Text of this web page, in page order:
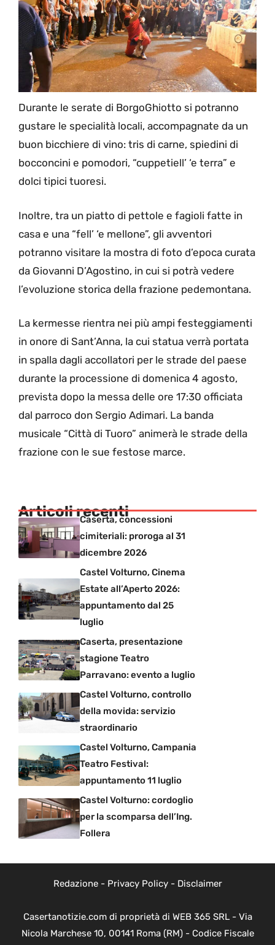
Durante le serate di BorgoGhiotto si potranno
gustare le specialità locali, accompagnate da un
buon bicchiere di vino: tris di carne, spiedini di
bocconcini e pomodori, “cuppetiell’ ‘e terra” e
dolci tipici tuoresi.
Inoltre, tra un piatto di pettole e fagioli fatte in
casa e una “fell’ ‘e mellone”, gli avventori
potranno visitare la mostra di foto d’epoca curata
da Giovanni D’Agostino, in cui si potrà vedere
l’evoluzione storica della frazione pedemontana.
La kermesse rientra nei più ampi festeggiamenti
in onore di Sant’Anna, la cui statua verrà portata
in spalla dagli accollatori per le strade del paese
durante la processione di domenica 4 agosto,
prevista dopo la messa delle ore 17:30 officiata
dal parroco don Sergio Adimari. La banda
musicale “Città di Tuoro” animerà le strade della
frazione con le sue festose marce.
Articoli recenti
Caserta, concessioni
cimiteriali: proroga al 31
dicembre 2026
Castel Volturno, Cinema
Estate all’Aperto 2026:
appuntamento dal 25
luglio
Caserta, presentazione
stagione Teatro
Parravano: evento a luglio
Castel Volturno, controllo
della movida: servizio
straordinario
Castel Volturno, Campania
Teatro Festival:
appuntamento 11 luglio
Castel Volturno: cordoglio
per la scomparsa dell’Ing.
Follera
Redazione- Privacy Policy- Disclaimer
Casertanotizie.com di proprietà di WEB 365 SRL - Via
Nicola Marchese 10, 00141 Roma (RM) - Codice Fiscale